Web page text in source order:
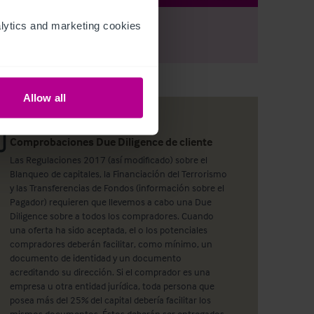
and marketing cookies
Allow all
Comprobaciones Due Diligence de cliente
Las Regulaciones 2017 (así modificado) sobre el
Blanqueo de capitales, la Financiación del Terrorismo
y las Transferencias de Fondos (información sobre el
Pagador) requieren que llevemos a cabo una Due
Diligence sobre a todos los compradores. Cuando
una oferta ha sido aceptada, el o los potenciales
compradores deberán facilitar, como mínimo, un
documento de identidad y un documento
acreditando su dirección. Si el comprador es una
empresa u otra entidad jurídica, toda persona que
posea más del 25% del capital debería facilitar los